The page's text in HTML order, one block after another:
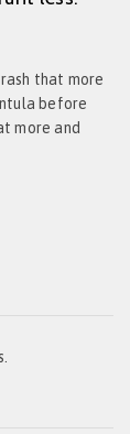
that more
before
more and